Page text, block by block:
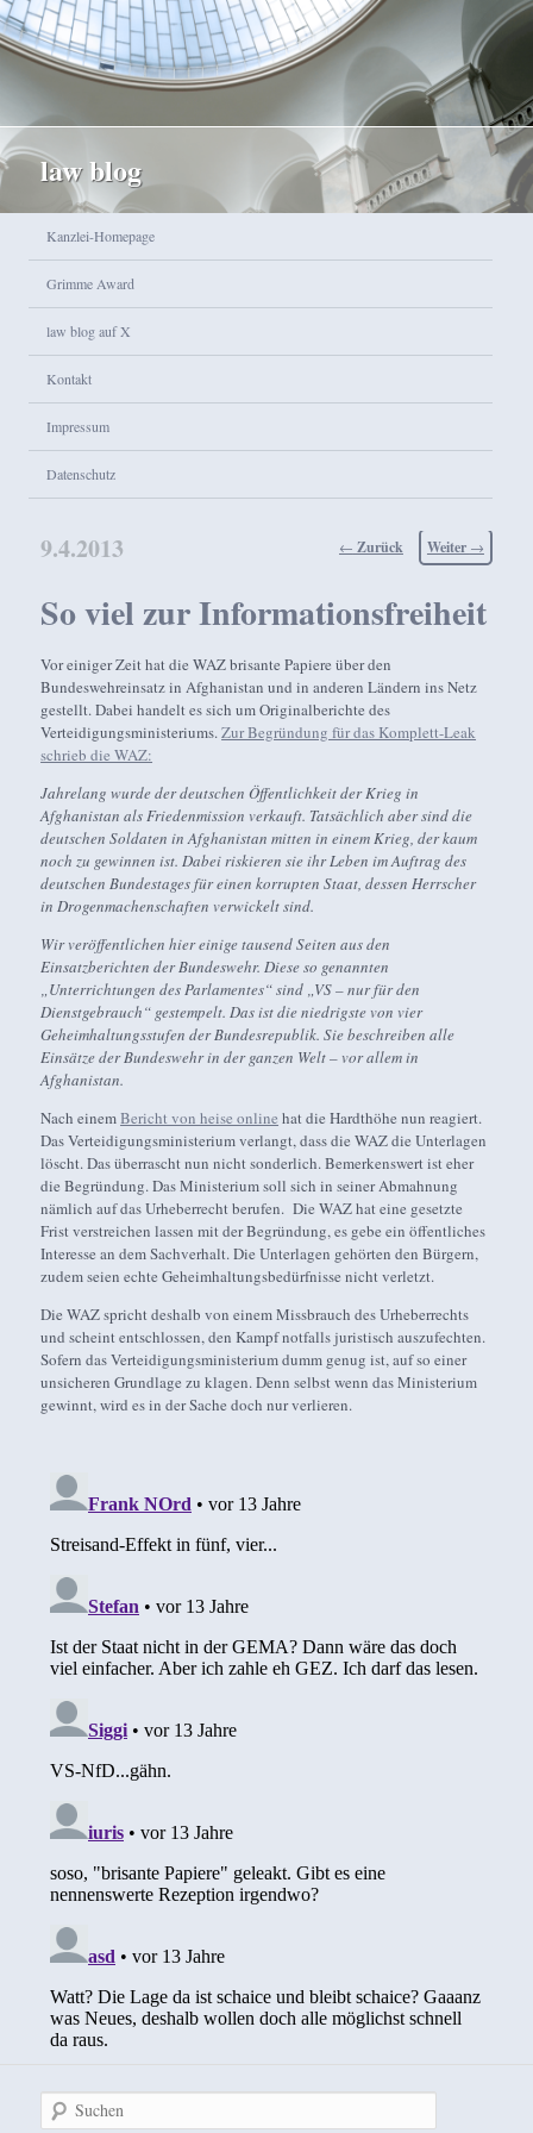
law blog
Zum Inhalt wechseln
Zum sekundären Inhalt wechseln
Kanzlei-Homepage
Grimme Award
law blog auf X
Kontakt
Impressum
Datenschutz
Beitragsnavigation
← Zurück Weiter →
So viel zur Informationsfreiheit
9.4.2013
Vor einiger Zeit hat die WAZ brisante Papiere über den
Bundeswehreinsatz in Afghanistan und in anderen Ländern ins Netz
gestellt. Dabei handelt es sich um Originalberichte des
Verteidigungsministeriums.Zur Begründung für das Komplett-Leak
schrieb die WAZ:
Jahrelang wurde der deutschen Öffentlichkeit der Krieg in
Afghanistan als Friedenmission verkauft. Tatsächlich aber sind die
deutschen Soldaten in Afghanistan mitten in einem Krieg, der kaum
noch zu gewinnen ist. Dabei riskieren sie ihr Leben im Auftrag des
deutschen Bundestages für einen korrupten Staat, dessen Herrscher
in Drogenmachenschaften verwickelt sind.
Wir veröffentlichen hier einige tausend Seiten aus den
Einsatzberichten der Bundeswehr. Diese so genannten
„Unterrichtungen des Parlamentes“ sind „VS – nur für den
Dienstgebrauch“ gestempelt. Das ist die niedrigste von vier
Geheimhaltungsstufen der Bundesrepublik. Sie beschreiben alle
Einsätze der Bundeswehr in der ganzen Welt – vor allem in
Afghanistan.
Nach einemBericht von heise online hat die Hardthöhe nun reagiert.
Das Verteidigungsministerium verlangt, dass die WAZ die Unterlagen
löscht. Das überrascht nun nicht sonderlich. Bemerkenswert ist eher
die Begründung. Das Ministerium soll sich in seiner Abmahnung
nämlich auf das Urheberrecht berufen. Die WAZ hat eine gesetzte
Frist verstreichen lassen mit der Begründung, es gebe ein öffentliches
Interesse an dem Sachverhalt. Die Unterlagen gehörten den Bürgern,
zudem seien echte Geheimhaltungsbedürfnisse nicht verletzt.
Die WAZ spricht deshalb von einem Missbrauch des Urheberrechts
und scheint entschlossen, den Kampf notfalls juristisch auszufechten.
Sofern das Verteidigungsministerium dumm genug ist, auf so einer
unsicheren Grundlage zu klagen. Denn selbst wenn das Ministerium
gewinnt, wird es in der Sache doch nur verlieren.
Suchen